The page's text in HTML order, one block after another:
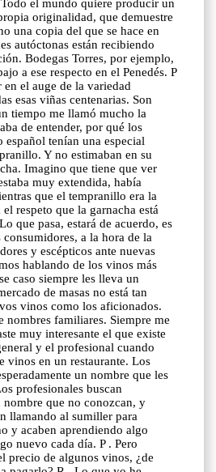
el mundo quiere producir un
originalidad, que demuestre
una copia del que se hace en
autóctonas están recibiendo
Bodegas Torres, por ejemplo,
a ese respecto en el Penedés. P
en el auge de la variedad
esas viñas centenarias. Son
tiempo me llamó mucho la
de entender, por qué los
tenían una especial
Y no estimaban en su
Imagino que tiene que ver
muy extendida, había
que el tempranillo era la
respeto que la garnacha está
que pasa, estará de acuerdo, es
a la hora de la
y escépticos ante nuevas
hablando de los vinos más
caso siempre les lleva un
de masas no está tan
vinos como los aficionados.
nombres familiares. Siempre me
muy interesante el que existe
y el profesional cuando
vinos en un restaurante. Los
un nombre que les
profesionales buscan
nombre que no conozcan, y
llamando al sumiller para
y acaben aprendiendo algo
nuevo cada día. P . Pero
precio de algunos vinos, ¿de